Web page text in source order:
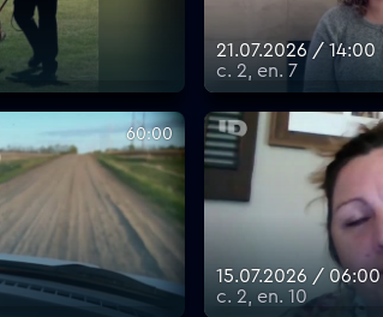
21.07.2026 / 14:00
с. 2, еп. 7
60:00
15.07.2026 / 06:00
с. 2, еп. 10